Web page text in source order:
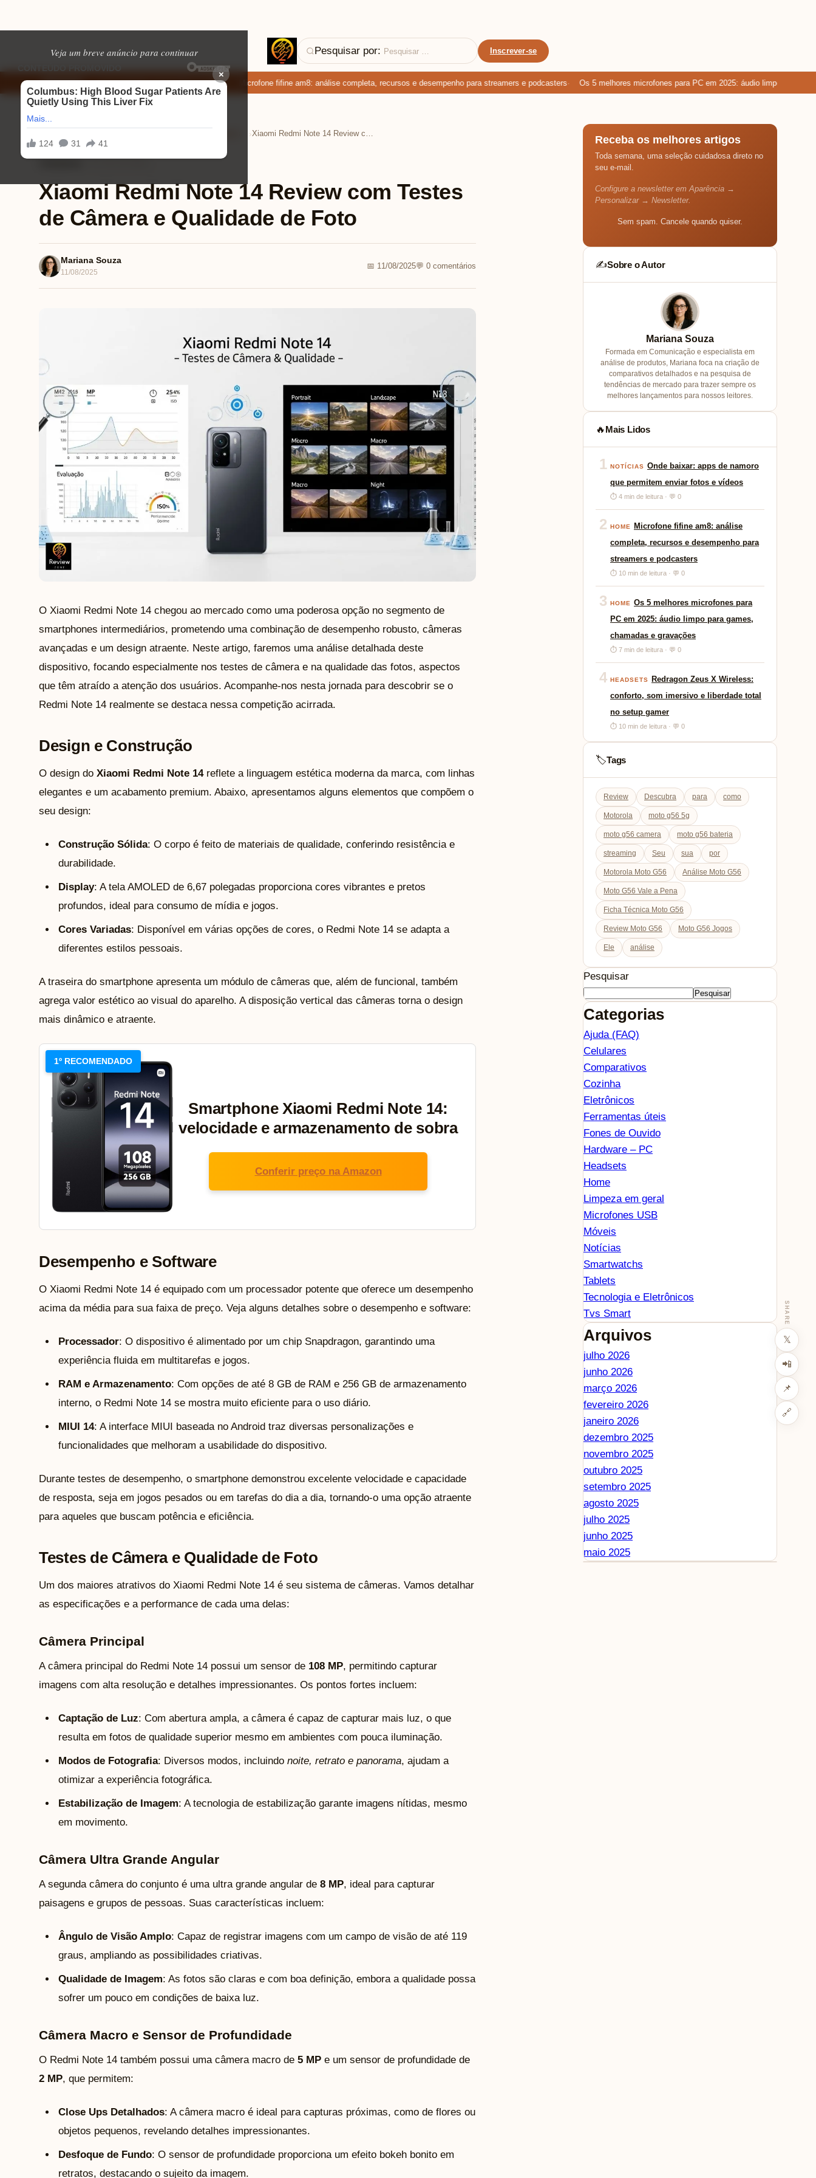
Veja um breve anúncio para continuar
×
SHARE
𝕏
📲
📌
🔗
Pesquisar por: Inscrever-se
EM ALTA
baixar: apps de namoro que permitem enviar fotos e vídeos Microfone fifine am8: análise completa, recursos e desempenho para streamers e podcasters Os 5 melhores microfones para PC em 2025: áudio limpo para
›
Xiaomi Redmi Note 14 Review com Testes
de Câmera e Qualidade de Foto
Mariana Souza
11/08/2025
📅 11/08/2025💬 0 comentários
O Xiaomi Redmi Note 14 chegou ao mercado como uma poderosa opção no segmento de
smartphones intermediários, prometendo uma combinação de desempenho robusto, câmeras
avançadas e um design atraente. Neste artigo, faremos uma análise detalhada deste
dispositivo, focando especialmente nos testes de câmera e na qualidade das fotos, aspectos
que têm atraído a atenção dos usuários. Acompanhe-nos nesta jornada para descobrir se o
Redmi Note 14 realmente se destaca nessa competição acirrada.
Design e Construção
O design do Xiaomi Redmi Note 14reflete a linguagem estética moderna da marca, com linhas
elegantes e um acabamento premium. Abaixo, apresentamos alguns elementos que compõem o
seu design:
Construção Sólida: O corpo é feito de materiais de qualidade, conferindo resistência e
durabilidade.
Display: A tela AMOLED de 6,67 polegadas proporciona cores vibrantes e pretos
profundos, ideal para consumo de mídia e jogos.
Cores Variadas: Disponível em várias opções de cores, o Redmi Note 14 se adapta a
diferentes estilos pessoais.
A traseira do smartphone apresenta um módulo de câmeras que, além de funcional, também
agrega valor estético ao visual do aparelho. A disposição vertical das câmeras torna o design
mais dinâmico e atraente.
1º RECOMENDADO
Smartphone Xiaomi Redmi Note 14:
velocidade e armazenamento de sobra
Conferir preço na Amazon
Desempenho e Software
O Xiaomi Redmi Note 14 é equipado com um processador potente que oferece um desempenho
acima da média para sua faixa de preço. Veja alguns detalhes sobre o desempenho e software:
Processador: O dispositivo é alimentado por um chip Snapdragon, garantindo uma
experiência fluida em multitarefas e jogos.
RAM e Armazenamento: Com opções de até 8 GB de RAM e 256 GB de armazenamento
interno, o Redmi Note 14 se mostra muito eficiente para o uso diário.
MIUI 14: A interface MIUI baseada no Android traz diversas personalizações e
funcionalidades que melhoram a usabilidade do dispositivo.
Durante testes de desempenho, o smartphone demonstrou excelente velocidade e capacidade
de resposta, seja em jogos pesados ou em tarefas do dia a dia, tornando-o uma opção atraente
para aqueles que buscam potência e eficiência.
Testes de Câmera e Qualidade de Foto
Um dos maiores atrativos do Xiaomi Redmi Note 14 é seu sistema de câmeras. Vamos detalhar
as especificações e a performance de cada uma delas:
Câmera Principal
A câmera principal do Redmi Note 14 possui um sensor de 108 MP, permitindo capturar
imagens com alta resolução e detalhes impressionantes. Os pontos fortes incluem:
Captação de Luz: Com abertura ampla, a câmera é capaz de capturar mais luz, o que
resulta em fotos de qualidade superior mesmo em ambientes com pouca iluminação.
Modos de Fotografia: Diversos modos, incluindo noite, retrato e panorama, ajudam a
otimizar a experiência fotográfica.
Estabilização de Imagem: A tecnologia de estabilização garante imagens nítidas, mesmo
em movimento.
Câmera Ultra Grande Angular
A segunda câmera do conjunto é uma ultra grande angular de 8 MP, ideal para capturar
paisagens e grupos de pessoas. Suas características incluem:
Ângulo de Visão Amplo: Capaz de registrar imagens com um campo de visão de até 119
graus, ampliando as possibilidades criativas.
Qualidade de Imagem: As fotos são claras e com boa definição, embora a qualidade possa
sofrer um pouco em condições de baixa luz.
Câmera Macro e Sensor de Profundidade
O Redmi Note 14 também possui uma câmera macro de 5 MP e um sensor de profundidade de
2 MP, que permitem:
Close Ups Detalhados: A câmera macro é ideal para capturas próximas, como de flores ou
objetos pequenos, revelando detalhes impressionantes.
Desfoque de Fundo: O sensor de profundidade proporciona um efeito bokeh bonito em
retratos, destacando o sujeito da imagem.
Receba os melhores artigos
Toda semana, uma seleção cuidadosa direto no
seu e-mail.
Configure a newsletter em Aparência →
Personalizar → Newsletter.
Sem spam. Cancele quando quiser.
✍️Sobre o Autor
Mariana Souza
Formada em Comunicação e especialista em
análise de produtos, Mariana foca na criação de
comparativos detalhados e na pesquisa de
tendências de mercado para trazer sempre os
melhores lançamentos para nossos leitores.
🔥 Mais Lidos
1 NOTÍCIAS Onde baixar: apps de namoro
que permitem enviar fotos e vídeos
⏱ 4 min de leitura · 💬 0
2 HOME
Microfone fifine am8: análise
completa, recursos e desempenho para
streamers e podcasters
⏱ 10 min de leitura · 💬 0
3 HOME
Os 5 melhores microfones para
PC em 2025: áudio limpo para games,
chamadas e gravações
⏱ 7 min de leitura · 💬 0
4 HEADSETS
Redragon Zeus X Wireless:
conforto, som imersivo e liberdade total
no setup gamer
⏱ 10 min de leitura · 💬 0
🏷️Tags
Review Descubra para como
Motorola moto g56 5g
moto g56 camera moto g56 bateria
streaming Seu sua por
Motorola Moto G56 Análise Moto G56
Moto G56 Vale a Pena
Ficha Técnica Moto G56
Review Moto G56 Moto G56 Jogos
Ele análise
Pesquisar
Pesquisar
Categorias
Ajuda (FAQ)
Celulares
Comparativos
Cozinha
Eletrônicos
Ferramentas úteis
Fones de Ouvido
Hardware – PC
Headsets
Home
Limpeza em geral
Microfones USB
Móveis
Notícias
Smartwatchs
Tablets
Tecnologia e Eletrônicos
Tvs Smart
Arquivos
julho 2026
junho 2026
março 2026
fevereiro 2026
janeiro 2026
dezembro 2025
novembro 2025
outubro 2025
setembro 2025
agosto 2025
julho 2025
junho 2025
maio 2025